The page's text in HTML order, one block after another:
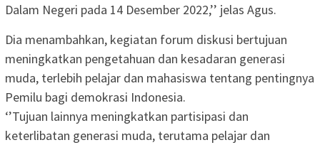
Dalam Negeri pada 14 Desember 2022,’’ jelas Agus.
Dia menambahkan, kegiatan forum diskusi bertujuan
meningkatkan pengetahuan dan kesadaran generasi
muda, terlebih pelajar dan mahasiswa tentang pentingnya
Pemilu bagi demokrasi Indonesia.
‘’Tujuan lainnya meningkatkan partisipasi dan
keterlibatan generasi muda, terutama pelajar dan